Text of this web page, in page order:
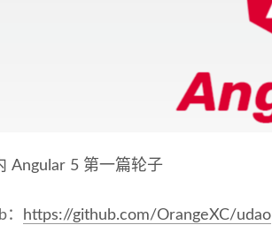
Angular 5 第一篇轮子
https://github.com/OrangeXC/udao